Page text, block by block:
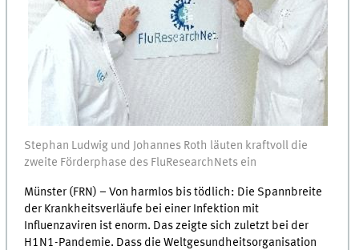
Stephan Ludwig und Johannes Roth läuten kraftvoll die
zweite Förderphase des FluResearchNets ein
Münster (FRN) – Von harmlos bis tödlich: Die Spannbreite
der Krankheitsverläufe bei einer Infektion mit
Influenzaviren ist enorm. Das zeigte sich zuletzt bei der
H1N1-Pandemie. Dass die Weltgesundheitsorganisation